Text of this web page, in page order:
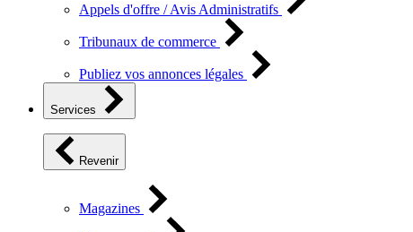
Appels d'offre / Avis Administratifs
Tribunaux de commerce
Publiez vos annonces légales
Services
Revenir
Magazines